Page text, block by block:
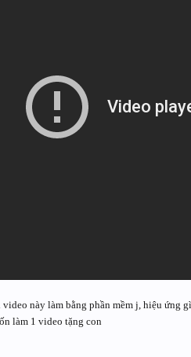
này làm bằng phần mềm j, hiệu ứng
làm 1 video tặng con